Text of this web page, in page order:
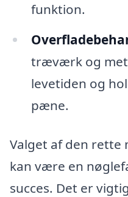
funktion.
træværk og
levetiden og
pæne.
Valget af den rette
kan være en
succes. Det er